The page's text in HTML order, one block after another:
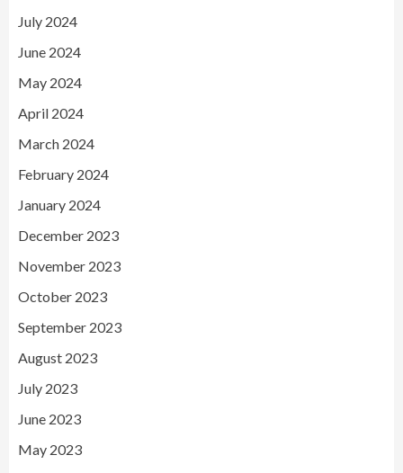
July 2024
June 2024
May 2024
April 2024
March 2024
February 2024
January 2024
December 2023
November 2023
October 2023
September 2023
August 2023
July 2023
June 2023
May 2023